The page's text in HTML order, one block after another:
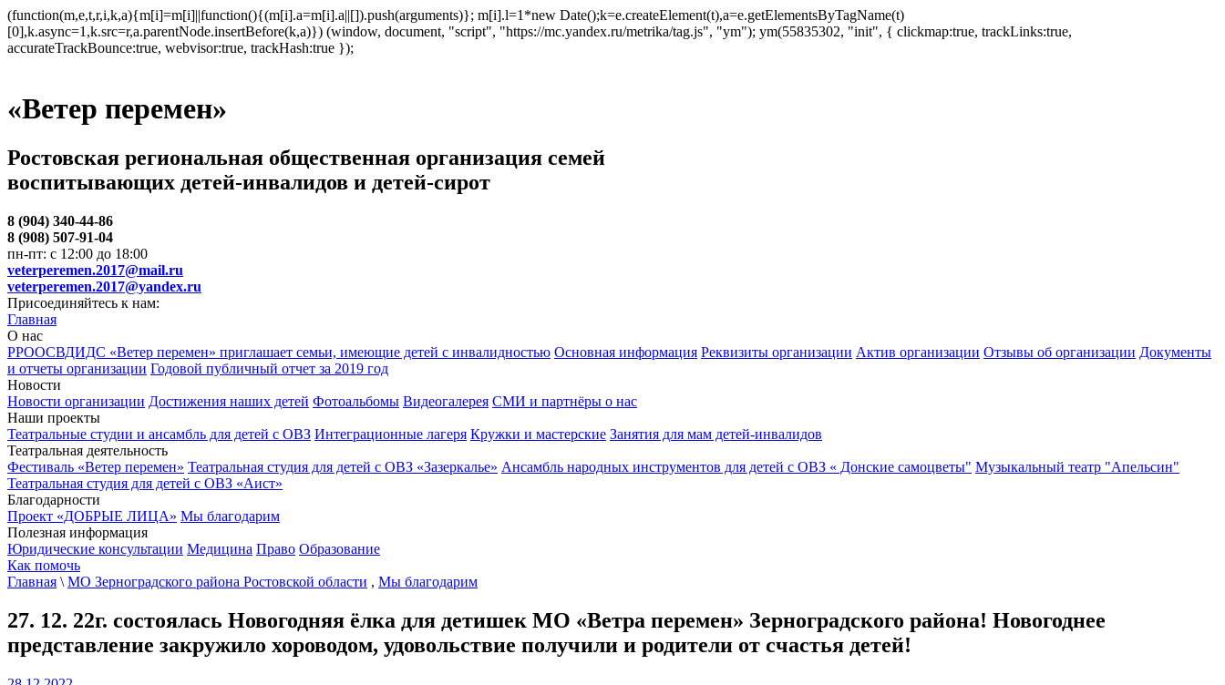
(function(m,e,t,r,i,k,a){m[i]=m[i]||function(){(m[i].a=m[i].a||[]).push(arguments)}; m[i].l=1*new Date();k=e.createElement(t),a=e.getElementsByTagName(t)
[0],k.async=1,k.src=r,a.parentNode.insertBefore(k,a)}) (window, document, "script", "https://mc.yandex.ru/metrika/tag.js", "ym"); ym(55835302, "init", { clickmap:true, trackLinks:true,
accurateTrackBounce:true, webvisor:true, trackHash:true });
«Ветер перемен»
Ростовская региональная общественная организация семей
воспитывающих детей-инвалидов и детей-сирот
8 (904) 340-44-86
8 (908) 507-91-04
пн-пт: с 12:00 до 18:00
veterperemen.2017@mail.ru
veterperemen.2017@yandex.ru
Присоединяйтесь к нам:
Главная
О нас
РРООСВДИДС «Ветер перемен» приглашает семьи, имеющие детей с инвалидностью Основная информация Реквизиты организации Актив организации Отзывы об организации Документы
и отчеты организации Годовой публичный отчет за 2019 год
Новости
Новости организации Достижения наших детей Фотоальбомы Видеогалерея СМИ и партнёры о нас
Наши проекты
Театральные студии и ансамбль для детей с ОВЗ Интеграционные лагеря Кружки и мастерские Занятия для мам детей-инвалидов
Театральная деятельность
Фестиваль «Ветер перемен» Театральная студия для детей с ОВЗ «Зазеркалье» Ансамбль народных инструментов для детей с ОВЗ « Донские самоцветы" Музыкальный театр "Апельсин"
Театральная студия для детей с ОВЗ «Аист»
Благодарности
Проект «ДОБРЫЕ ЛИЦА» Мы благодарим
Полезная информация
Юридические консультации Медицина Право Образование
Как помочь
Главная \ МО Зерноградского района Ростовской области , Мы благодарим
27. 12. 22г. состоялась Новогодняя ёлка для детишек МО «Ветра перемен» Зерноградского района! Новогоднее
представление закружило хороводом, удовольствие получили и родители от счастья детей!